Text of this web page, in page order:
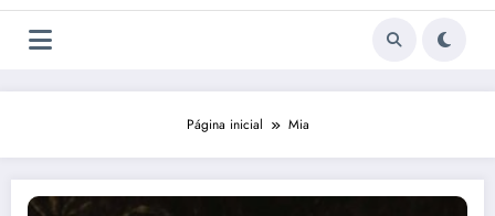
Página inicial Mia